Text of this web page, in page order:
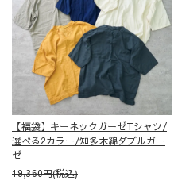
【福袋】キーネックガーゼTシャツ/
選べる2カラー/知多木綿ダブルガー
ゼ
19,360円(税込)